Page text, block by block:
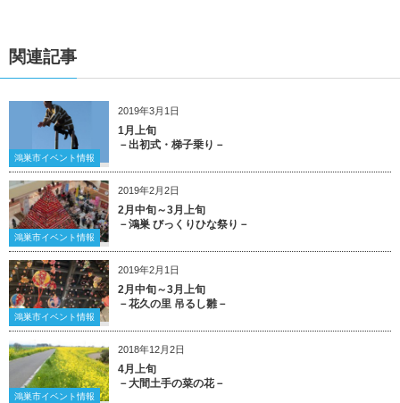
関連記事
2019年3月1日
鴻巣市イベント情報
1月上旬
－出初式・梯子乗り－
2019年2月2日
鴻巣市イベント情報
2月中旬～3月上旬
－鴻巣 びっくりひな祭り－
2019年2月1日
鴻巣市イベント情報
2月中旬～3月上旬
－花久の里 吊るし雛－
2018年12月2日
鴻巣市イベント情報
4月上旬
－大間土手の菜の花－